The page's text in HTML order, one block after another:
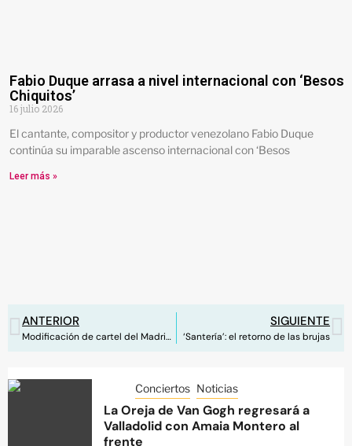
Fabio Duque arrasa a nivel internacional con ‘Besos
Chiquitos’
16 julio 2026
El cantante, compositor y productor venezolano Fabio Duque
continúa su imparable ascenso internacional con ‘Besos
Leer más »
ANTERIOR
Modificación de cartel del Madriz Summer Fest
SIGUIENTE
‘Santería’: el retorno de las brujas
Conciertos Noticias
La Oreja de Van Gogh regresará a
Valladolid con Amaia Montero al
frente